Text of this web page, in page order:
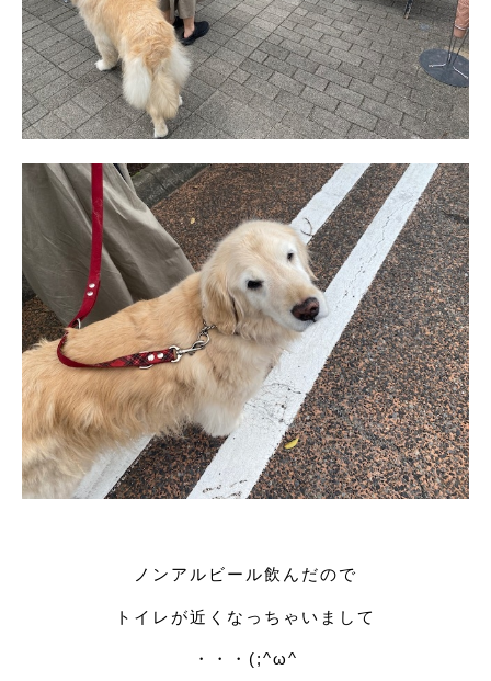
ノンアルビール飲んだので
トイレが近くなっちゃいまして
・・・(;^ω^